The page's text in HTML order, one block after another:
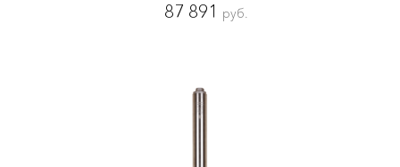
87 891 руб.